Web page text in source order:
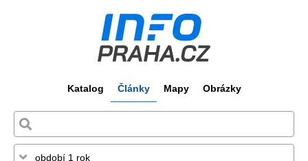
Katalog Články Mapy Obrázky